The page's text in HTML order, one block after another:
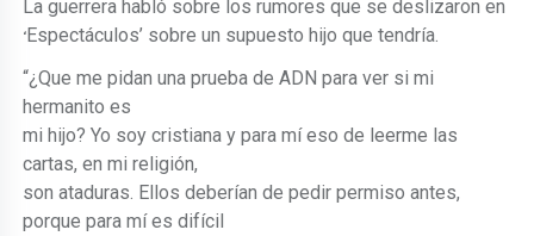
La guerrera habló sobre los rumores que se deslizaron en
‘Espectáculos’ sobre un supuesto hijo que tendría.
“¿Que me pidan una prueba de ADN para ver si mi
hermanito es
mi hijo? Yo soy cristiana y para mí eso de leerme las
cartas, en mi religión,
son ataduras. Ellos deberían de pedir permiso antes,
porque para mí es difícil